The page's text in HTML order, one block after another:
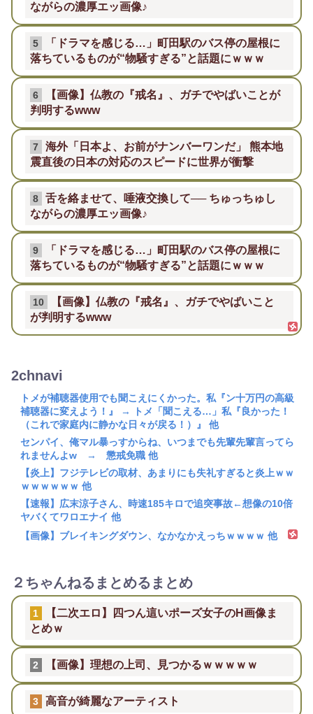
ながらの濃厚エッ画像♪
5
「ドラマを感じる…」町田駅のバス停の屋根に
落ちているものが“物騒すぎる”と話題にｗｗｗ
6
【画像】仏教の『戒名』、ガチでやばいことが
判明するwww
7
海外「日本よ、お前がナンバーワンだ」 熊本地
震直後の日本の対応のスピードに世界が衝撃
8
舌を絡ませて、唾液交換して── ちゅっちゅし
ながらの濃厚エッ画像♪
9
「ドラマを感じる…」町田駅のバス停の屋根に
落ちているものが“物騒すぎる”と話題にｗｗｗ
10
【画像】仏教の『戒名』、ガチでやばいこと
が判明するwww
2chnavi
トメが補聴器使用でも聞こえにくかった。私『ン十万円の高級
補聴器に変えよう！』 → トメ「聞こえる…」私『良かった！
（これで家庭内に静かな日々が戻る！）』 他
センパイ、俺マル暴っすからね、いつまでも先輩先輩言ってら
れませんよw → 懲戒免職 他
【炎上】フジテレビの取材、あまりにも失礼すぎると炎上ｗｗ
ｗｗｗｗｗｗ 他
【速報】広末涼子さん、時速185キロで追突事故←想像の10倍
ヤバくてワロエナイ 他
【画像】ブレイキングダウン、なかなかえっちｗｗｗｗ 他
２ちゃんねるまとめるまとめ
1
【二次エロ】四つん這いポーズ女子のH画像ま
とめｗ
2 【画像】理想の上司、見つかるｗｗｗｗｗ
3 高音が綺麗なアーティスト